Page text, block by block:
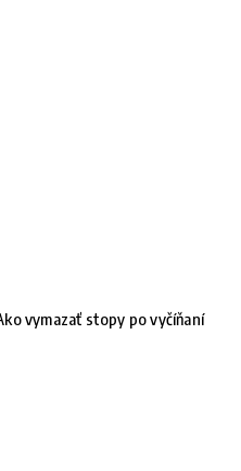
vymazať stopy po vyčíňaní